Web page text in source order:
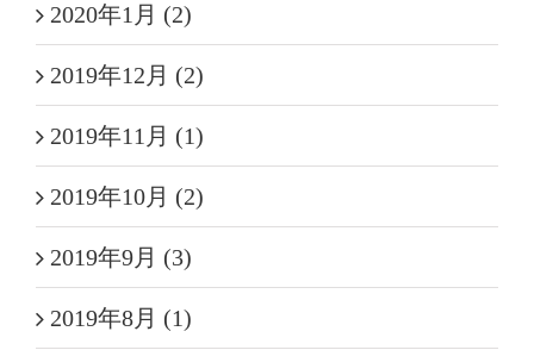
2020年1月 (2)
2019年12月 (2)
2019年11月 (1)
2019年10月 (2)
2019年9月 (3)
2019年8月 (1)